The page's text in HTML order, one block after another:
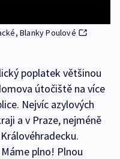
Blanky Poulové
poplatek většinou
útočiště na více
Nejvíc azylových
a v Praze, nejméně
plno! Plnou